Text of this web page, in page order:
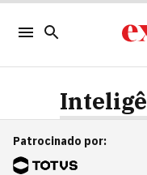
Patrocinado por: